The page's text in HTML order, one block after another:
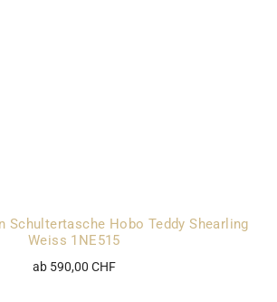
Schultertasche Hobo Teddy Shearling
Weiss 1NE515
ab 590,00 CHF